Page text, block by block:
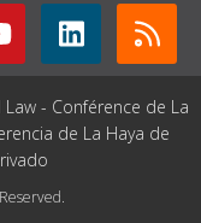
- Conférence de La
de La Haya de